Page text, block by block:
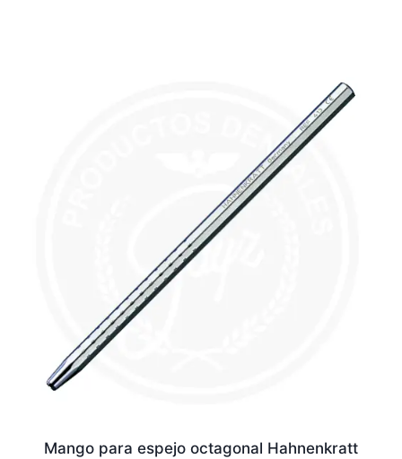
Mango para espejo octagonal Hahnenkratt